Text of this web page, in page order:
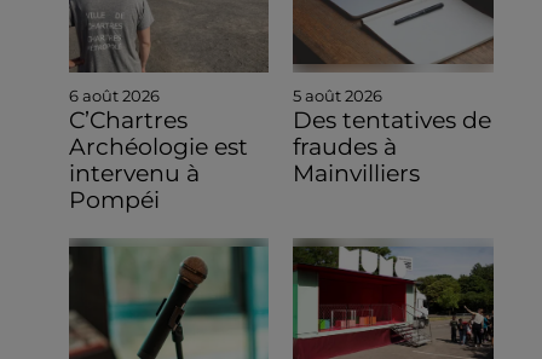
6 août 2026
C’Chartres
Archéologie est
intervenu à
Pompéi
5 août 2026
Des tentatives de
fraudes à
Mainvilliers